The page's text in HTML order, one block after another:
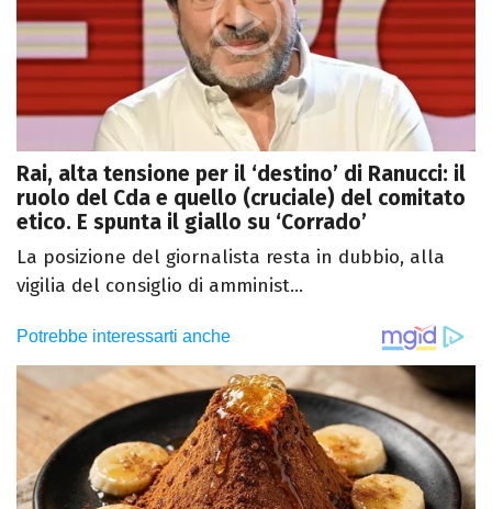
Rai, alta tensione per il ‘destino’ di Ranucci: il
ruolo del Cda e quello (cruciale) del comitato
etico. E spunta il giallo su ‘Corrado’
La posizione del giornalista resta in dubbio, alla
vigilia del consiglio di amminist...